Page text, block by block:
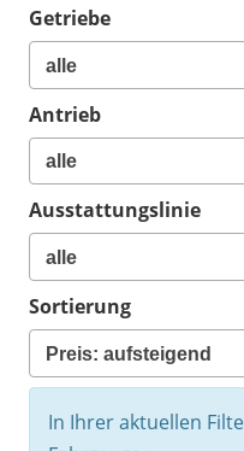
Getriebe
Antrieb
Ausstattungslinie
Sortierung
In Ihrer aktuellen